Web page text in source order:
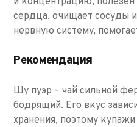
сердца, очищает сосуды
нервную систему,
Рекомендация
Шу пуэр – чай сильной
бодрящий. Его вкус
хранения, поэтому